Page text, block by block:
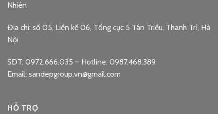
Nhiên
Địa chỉ: số 05, Liền kề 06, Tổng cục 5 Tân Triều, Thanh Trì, Hà
Nội
SĐT: 0972.666.035 – Hotline: 0987.468.389
Email: sandepgroup.vn@gmail.com
HỖ TRỢ